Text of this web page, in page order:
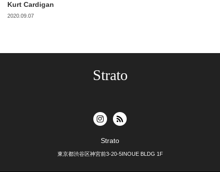
Kurt Cardigan
2020.09.07
Strato
Strato
東京都渋谷区神宮前3-20-5INOUE BLDG 1F